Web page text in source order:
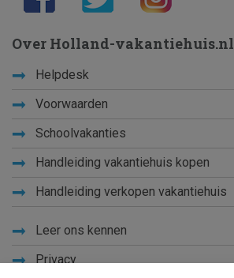
Over Holland-vakantiehuis.nl
Helpdesk
Voorwaarden
Schoolvakanties
Handleiding vakantiehuis kopen
Handleiding verkopen vakantiehuis
Leer ons kennen
Privacy